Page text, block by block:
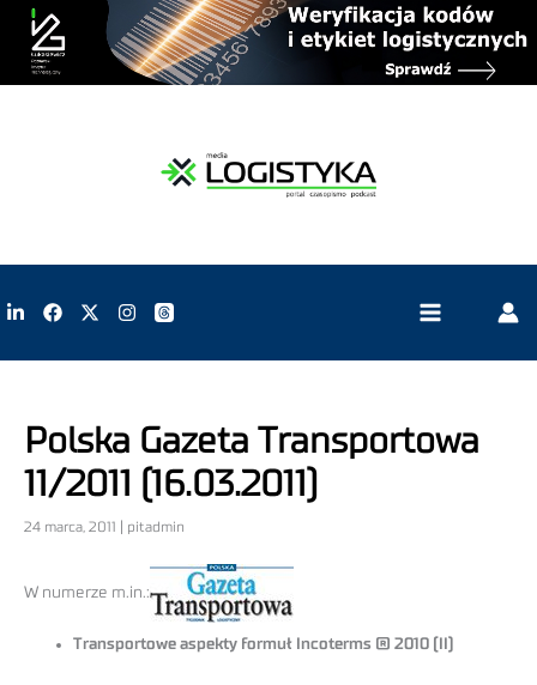
Polska Gazeta Transportowa
11/2011 (16.03.2011)
24 marca, 2011 | pitadmin
W numerze m.in.:
Transportowe aspekty formuł Incoterms ® 2010 (II)